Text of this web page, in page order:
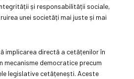
și responsabilității sociale,
unei societăți mai juste și mai
implicarea directă a cetățenilor în
mecanisme democratice precum
legislative cetățenești. Aceste